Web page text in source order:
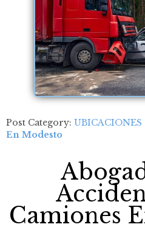
Post Category: UBICACIONES
En Modesto
Camiones